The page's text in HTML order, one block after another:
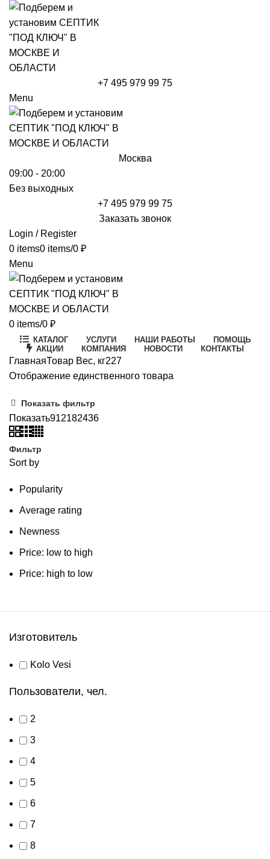
+7 495 979 99 75
Menu
Москва
09:00 - 20:00
Без выходных
+7 495 979 99 75
Заказать звонок
Login / Register
0 items0 items/0 ₽
Menu
0 items/0 ₽
КАТАЛОГ УСЛУГИ НАШИ РАБОТЫ
ПОМОЩЬ
АКЦИИ
КОМПАНИЯ НОВОСТИ КОНТАКТЫ
ГлавнаяТовар Вес, кг227
Отображение единственного товара
Показать фильтр
Показать912182436
Фильтр
Sort by
Popularity
Average rating
Newness
Price: low to high
Price: high to low
Изготовитель
Kolo Vesi
Пользователи, чел.
2
3
4
5
6
7
8